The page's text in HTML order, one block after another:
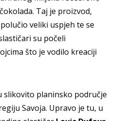
Taj je proizvod,
veliki uspjeh te se
su počeli
što je vodilo kreaciji
slikovito planinsko područje
Savoja. Upravo je tu, u